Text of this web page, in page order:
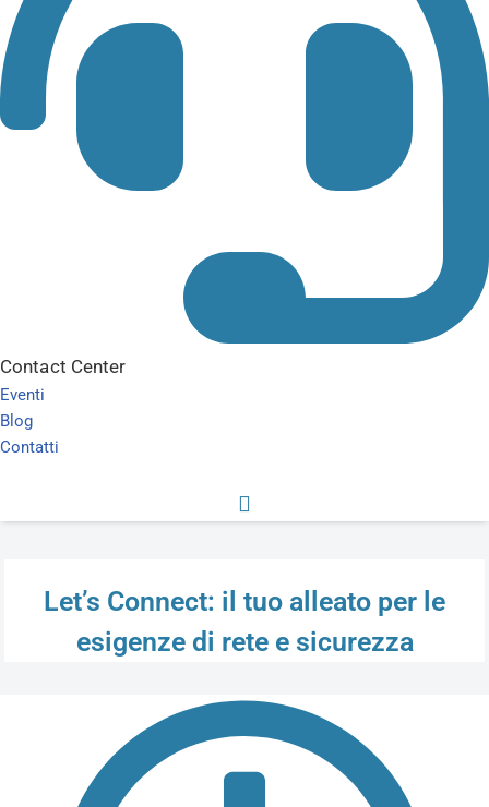
Contact Center
Eventi
Blog
Contatti
Let’s Connect: il tuo alleato per le
esigenze di rete e sicurezza